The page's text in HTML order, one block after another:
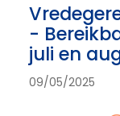
-
juli en
09/05/2025